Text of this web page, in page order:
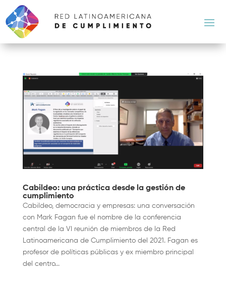
Cabildeo: una práctica desde la gestión de
cumplimiento
Cabildeo, democracia y empresas: una conversación
con Mark Fagan fue el nombre de la conferencia
central de la VI reunión de miembros de la Red
Latinoamericana de Cumplimiento del 2021. Fagan es
profesor de políticas públicas y ex miembro principal
del centro...